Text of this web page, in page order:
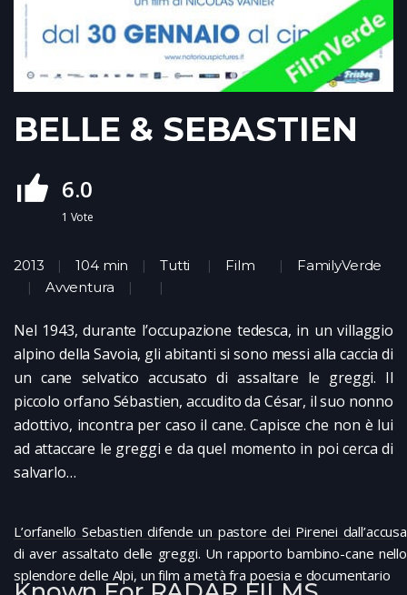
BELLE & SEBASTIEN
6.0
1 Vote
2013 104 min Tutti Film
FamilyVerde
Avventura
Nel 1943, durante l’occupazione tedesca, in un villaggio
alpino della Savoia, gli abitanti si sono messi alla caccia di
un cane selvatico accusato di assaltare le greggi. Il
piccolo orfano Sébastien, accudito da César, il suo nonno
adottivo, incontra per caso il cane. Capisce che non è lui
ad attaccare le greggi e da quel momento in poi cerca di
salvarlo…
L’orfanello Sebastien difende un pastore dei Pirenei dall’accusa
di aver assaltato delle greggi. Un rapporto bambino-cane nello
splendore delle Alpi, un film a metà fra poesia e documentario